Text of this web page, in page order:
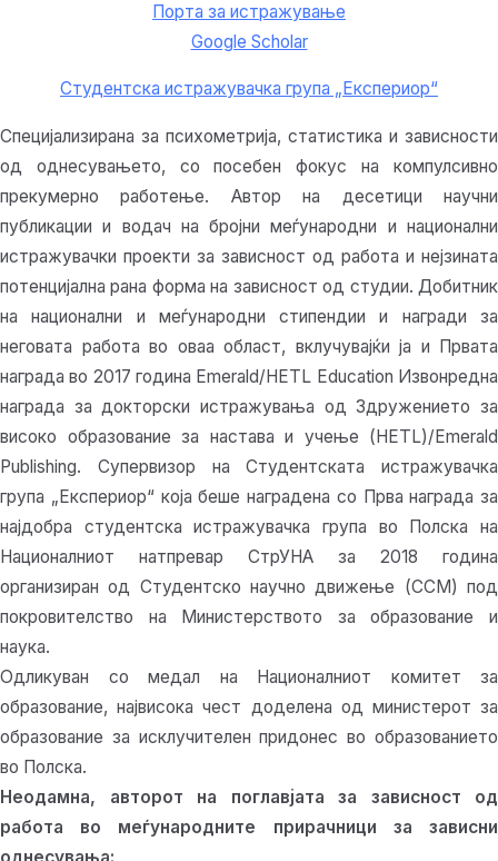
Порта за истражување
Google Scholar
Студентска истражувачка група „Експериор“
Специјализирана за психометрија, статистика и зависности
од однесувањето, со посебен фокус на компулсивно
прекумерно работење. Автор на десетици научни
публикации и водач на бројни меѓународни и национални
истражувачки проекти за зависност од работа и нејзината
потенцијална рана форма на зависност од студии. Добитник
на национални и меѓународни стипендии и награди за
неговата работа во оваа област, вклучувајќи ја и Првата
награда во 2017 година Emerald/HETL Education Извонредна
награда за докторски истражувања од Здружението за
високо образование за настава и учење (HETL)/Emerald
Publishing. Супервизор на Студентската истражувачка
група „Експериор“ која беше наградена со Прва награда за
најдобра студентска истражувачка група во Полска на
Националниот натпревар СтрУНА за 2018 година
организиран од Студентско научно движење (ССМ) под
покровителство на Министерството за образование и
наука.
Одликуван со медал на Националниот комитет за
образование, највисока чест доделена од министерот за
образование за исклучителен придонес во образованието
во Полска.
Неодамна, авторот на поглавјата за зависност од
работа во меѓународните прирачници за зависни